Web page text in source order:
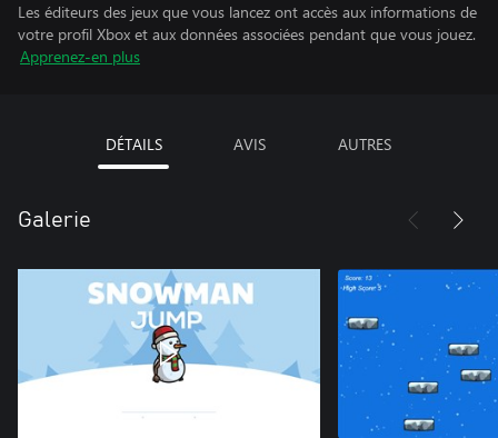
Les éditeurs des jeux que vous lancez ont accès aux informations de
votre profil Xbox et aux données associées pendant que vous jouez.
Apprenez-en plus
DÉTAILS AVIS AUTRES
Galerie